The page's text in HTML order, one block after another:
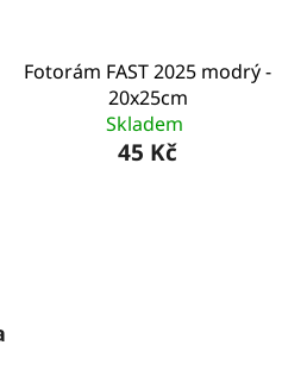
Fotorám FAST 2025 modrý -
20x25cm
Skladem
45 Kč